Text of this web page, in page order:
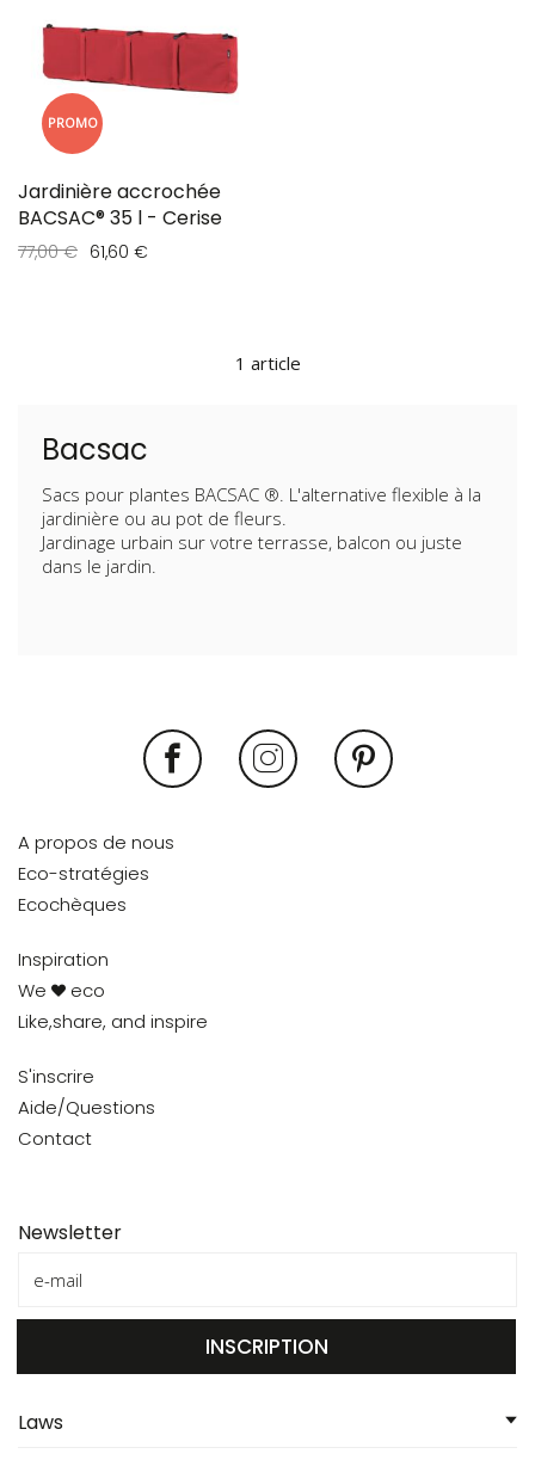
PROMO
Jardinière accrochée
BACSAC® 35 l - Cerise
61,60 €
77,00 €
1 article
Bacsac
Sacs pour plantes BACSAC ®. L'alternative flexible à la
jardinière ou au pot de fleurs.
Jardinage urbain sur votre terrasse, balcon ou juste
dans le jardin.
A propos de nous
Eco-stratégies
Ecochèques
Inspiration
We
eco
Like,share, and inspire
S'inscrire
Aide/Questions
Contact
Newsletter
INSCRIPTION
Laws